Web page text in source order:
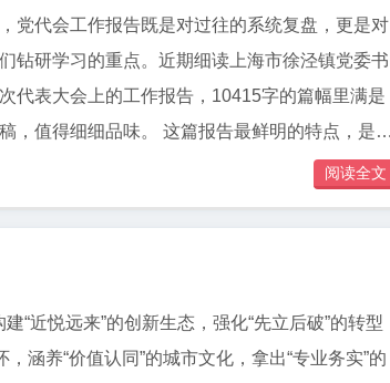
前行，在攻坚中书写答卷，让每一份努力都有回
责任，全年新增规上工业企业家，完成重点项目
境电商综试区等一批标志性项目投产达效，地区
用实打实的成绩证明：的发展底色更浓、韧性更
党代会工作报告既是对过往的系统复盘，更是对
钻研学习的重点。近期细读上海市徐泾镇党委书
代表大会上的工作报告，10415字的篇幅里满是
这篇报告最鲜明的特点，是结
地气。全文核心分为两大板块，2024年工作总结
稳中求进的经济发展，再到产城融合的城乡品
阅读全文
“近悦远来”的创新生态，强化“先立后破”的转型
涵养“价值认同”的城市文化，拿出“专业务实”的